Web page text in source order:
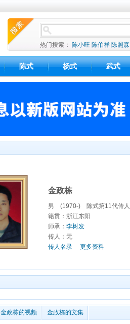
热门搜索： 陈小旺 陈伯祥 陈照森
陈式 杨式 武式
金政栋
男 (1970-) 陈式第11代传人
籍贯：浙江东阳
师承： 李树发
传人：无
传人名录
更多资料
金政栋的视频 金政栋的文集